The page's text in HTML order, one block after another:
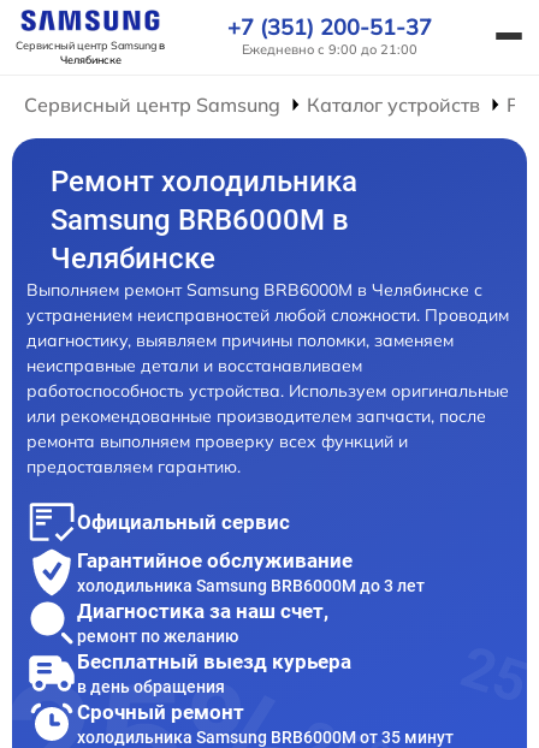
Сервисный центр Samsungв
Челябинске
+7 (351) 200-51-37
Ежедневно с 9:00 до 21:00
Сервисный центр Samsung Каталог устройств
Ремонт холодильника
Samsung BRB6000M в
Челябинске
Выполняем ремонт Samsung BRB6000M в Челябинске с
устранением неисправностей любой сложности. Проводим
диагностику, выявляем причины поломки, заменяем
неисправные детали и восстанавливаем
работоспособность устройства. Используем оригинальные
или рекомендованные производителем запчасти, после
ремонта выполняем проверку всех функций и
предоставляем гарантию.
Официальный сервис
Гарантийное обслуживание
холодильника Samsung BRB6000M до 3 лет
Диагностика за наш счет,
ремонт по желанию
Бесплатный выезд курьера
в день обращения
Срочный ремонт
холодильника Samsung BRB6000M от 35 минут